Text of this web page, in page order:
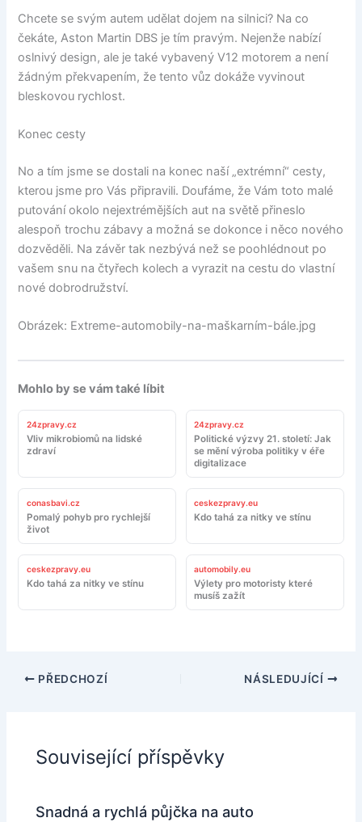
Chcete se svým autem udělat dojem na silnici? Na co
čekáte, Aston Martin DBS je tím pravým. Nejenže nabízí
oslnivý design, ale je také vybavený V12 motorem a není
žádným překvapením, že tento vůz dokáže vyvinout
bleskovou rychlost.
Konec cesty
No a tím jsme se dostali na konec naší „extrémní“ cesty,
kterou jsme pro Vás připravili. Doufáme, že Vám toto malé
putování okolo nejextrémějších aut na světě přineslo
alespoň trochu zábavy a možná se dokonce i něco nového
dozvěděli. Na závěr tak nezbývá než se poohlédnout po
vašem snu na čtyřech kolech a vyrazit na cestu do vlastní
nové dobrodružství.
Obrázek: Extreme-automobily-na-maškarním-bále.jpg
Mohlo by se vám také líbit
24zpravy.cz
Vliv mikrobiomů na lidské
zdraví
24zpravy.cz
Politické výzvy 21. století: Jak
se mění výroba politiky v éře
digitalizace
conasbavi.cz
Pomalý pohyb pro rychlejší
život
ceskezpravy.eu
Kdo tahá za nitky ve stínu
ceskezpravy.eu
Kdo tahá za nitky ve stínu
automobily.eu
Výlety pro motoristy které
musíš zažít
PŘEDCHOZÍ NÁSLEDUJÍCÍ
Související příspěvky
Snadná a rychlá půjčka na auto